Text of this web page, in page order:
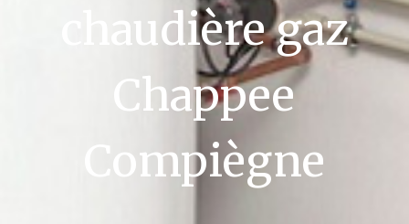
chaudière gaz
Chappee
Compiègne